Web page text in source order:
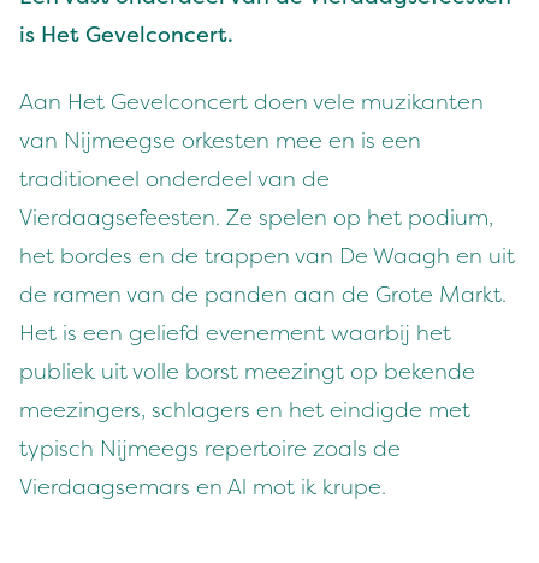
is Het Gevelconcert.
Aan Het Gevelconcert doen vele muzikanten
van Nijmeegse orkesten mee en is een
traditioneel onderdeel van de
Vierdaagsefeesten. Ze spelen op het podium,
het bordes en de trappen van De Waagh en uit
de ramen van de panden aan de Grote Markt.
Het is een geliefd evenement waarbij het
publiek uit volle borst meezingt op bekende
meezingers, schlagers en het eindigde met
typisch Nijmeegs repertoire zoals de
Vierdaagsemars en Al mot ik krupe.